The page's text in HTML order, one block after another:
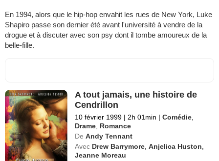
En 1994, alors que le hip-hop envahit les rues de New York, Luke
Shapiro passe son dernier été avant l'université à vendre de la
drogue et à discuter avec son psy dont il tombe amoureux de la
belle-fille.
A tout jamais, une histoire de
Cendrillon
10 février 1999 | 2h 01min | Comédie,
Drame, Romance
De Andy Tennant
Avec Drew Barrymore,Anjelica Huston,
Jeanne Moreau